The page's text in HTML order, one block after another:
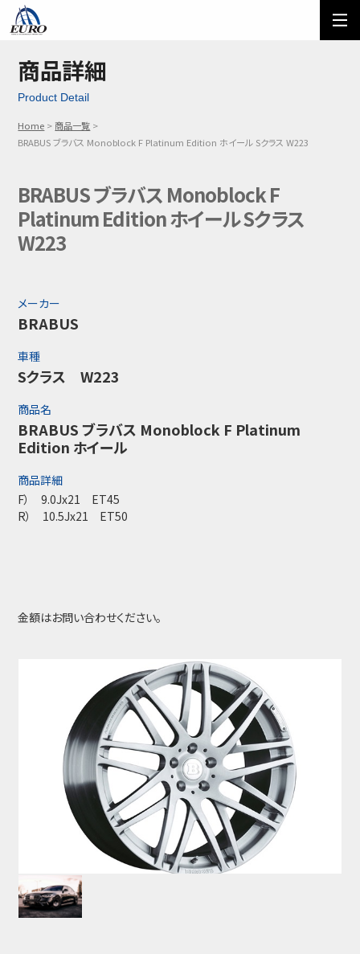
ご利用方法
メール問い合わせ
03-5674-7742
商品詳細
Product Detail
Home
商品一覧
BRABUS ブラバス Monoblock F Platinum Edition ホイール Sクラス W223
BRABUS ブラバス Monoblock F
Platinum Edition ホイール Sクラス
W223
メーカー
BRABUS
車種
Sクラス W223
商品名
BRABUS ブラバス Monoblock F Platinum
Edition ホイール
商品詳細
F） 9.0Jx21 ET45
R） 10.5Jx21 ET50
金額はお問い合わせください。